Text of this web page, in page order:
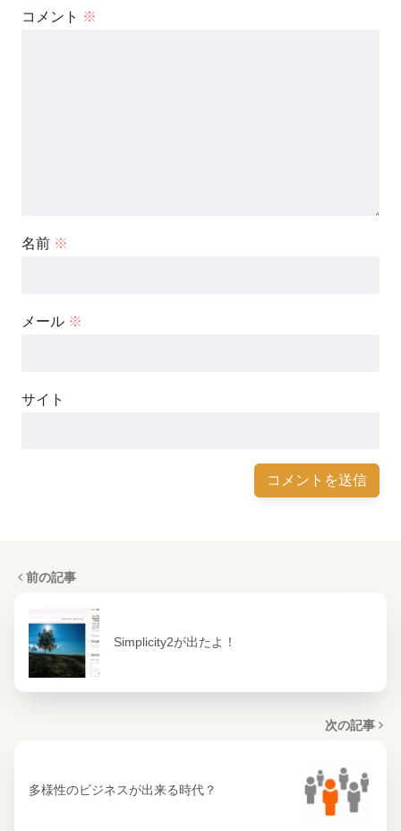
コメント ※
名前 ※
メール ※
サイト
前の記事
Simplicity2が出たよ！
次の記事
多様性のビジネスが出来る時代？